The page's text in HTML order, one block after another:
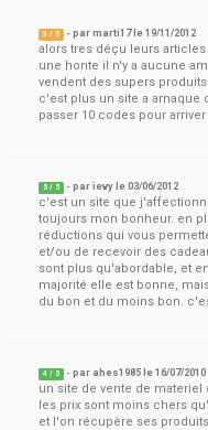
3 / 5 - parmarti17le19/11/2012
alors tres déçu leurs
une honte il n'y a aucune
vendent des supers
c'est plus un site a
passer 10 codes pour
5 / 5 - parievy le03/06/2012
c'est un site que
toujours mon bonheur. en
réductions qui vous
et/ou de recevoir des
sont plus qu'abordable, et
majorité elle est bonne,
du bon et du moins bon.
4 / 5 - par ahes1985 le16/07/2010
un site de vente de materiel
les prix sont moins chers
et l'on récupère ses